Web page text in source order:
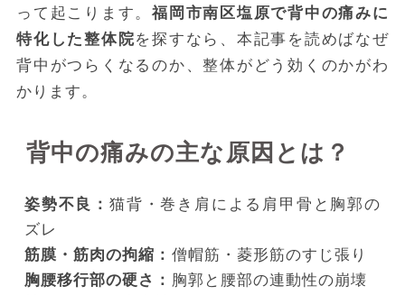
って起こります。福岡市南区塩原で背中の痛みに
特化した整体院を探すなら、本記事を読めばなぜ
背中がつらくなるのか、整体がどう効くのかがわ
かります。
背中の痛みの主な原因とは？
姿勢不良： 猫背・巻き肩による肩甲骨と胸郭の
ズレ
筋膜・筋肉の拘縮： 僧帽筋・菱形筋のすじ張り
胸腰移行部の硬さ： 胸郭と腰部の連動性の崩壊